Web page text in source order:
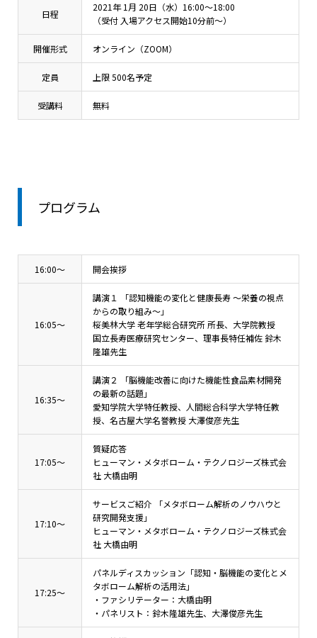
日程
2021年 1月 20日（水）16:00～18:00
（受付 入場アクセス開始10分前～）
開催形式 オンライン（ZOOM）
定員 上限 500名予定
受講料 無料
プログラム
16:00～ 開会挨拶
16:05～
講演１ 「認知機能の変化と健康長寿 ～栄養の視点
からの取り組み～」
桜美林大学 老年学総合研究所 所長、大学院教授
国立長寿医療研究センター、理事長特任補佐 鈴木
隆雄先生
16:35～
講演２ 「脳機能改善に向けた機能性食品素材開発
の最新の話題」
愛知学院大学特任教授、人間総合科学大学特任教
授、名古屋大学名誉教授 大澤俊彦先生
17:05～
質疑応答
ヒューマン・メタボローム・テクノロジーズ株式会
社 大橋由明
17:10～
サービスご紹介 「メタボローム解析のノウハウと
研究開発支援」
ヒューマン・メタボローム・テクノロジーズ株式会
社 大橋由明
17:25～
パネルディスカッション「認知・脳機能の変化とメ
タボローム解析の活用法」
・ファシリテーター：大橋由明
・パネリスト：鈴木隆雄先生、大澤俊彦先生